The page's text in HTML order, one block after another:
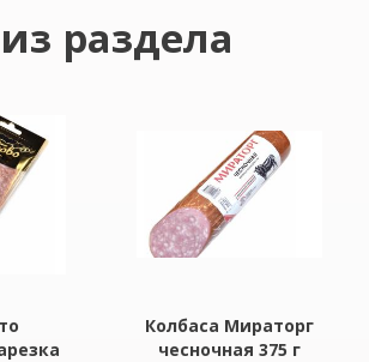
раздела
Колбаса Мираторг
чесночная 375 г